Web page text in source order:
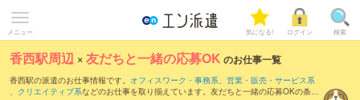
メニュー 気になる! ログイン 検索
香西駅周辺 ×友だちと一緒の応募OK のお仕事一覧
香西駅の派遣のお仕事情報です。 オフィスワーク・事務系、 営業・販売・サービス系
、 クリエイティブ系などのお仕事を取り揃えています。友だちと一緒の応募OKの条件